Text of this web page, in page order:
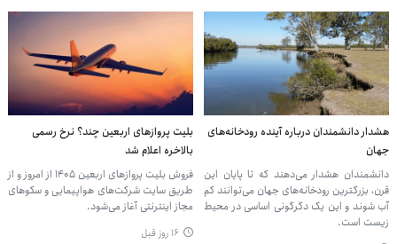
هشدار دانشمندان درباره آینده رودخانه‌های
جهان
دانشمندان هشدار می‌دهند که تا پایان این
قرن، بزرگترین رودخانه‌های جهان می‌توانند کم
‌آب شوند و این یک دگرگونی اساسی در محیط
زیست است.
بلیت پروازهای اربعین چند؟ نرخ رسمی
بالاخره اعلام شد
فروش بلیت پروازهای اربعین ۱۴۰۵ از امروز و از
طریق سایت شرکت‌های هواپیمایی و سکوهای
مجاز اینترنتی آغاز می‌شود.
۱۶ روز قبل